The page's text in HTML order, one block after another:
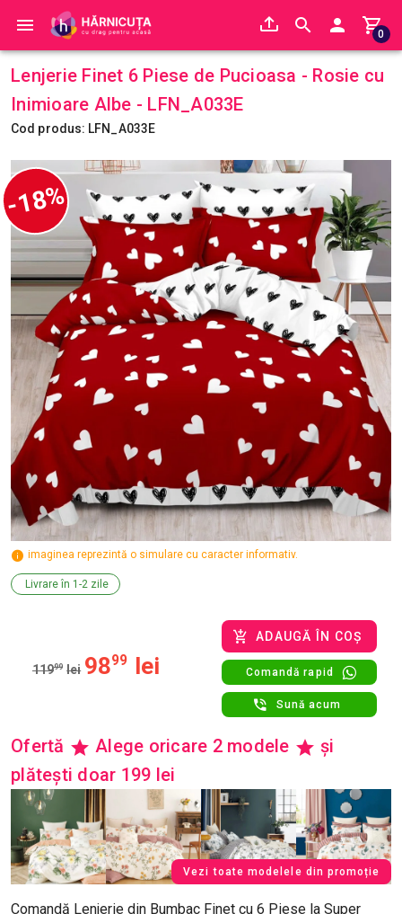
0
Lenjerie Finet 6 Piese de Pucioasa - Rosie cu
Inimioare Albe - LFN_A033E
Cod produs: LFN_A033E
-18%
imaginea reprezintă o simulare cu caracter informativ.
Livrare în 1-2 zile
11999 lei 9899 lei
ADAUGĂ ÎN COȘ
Comandă rapid
Sună acum
Ofertă Alege oricare 2 modele
și
plătești doar 199 lei
Vezi toate modelele din promoție
Comandă Lenjerie din Bumbac Finet cu 6 Piese la Super